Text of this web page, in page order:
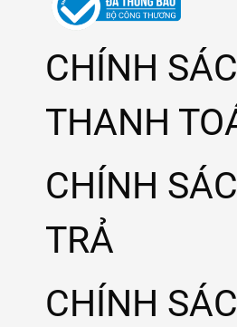
CHÍNH
THANH
CHÍNH
TRẢ
CHÍNH